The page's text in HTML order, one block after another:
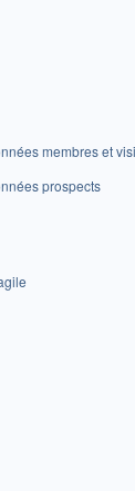
membres et
prospects